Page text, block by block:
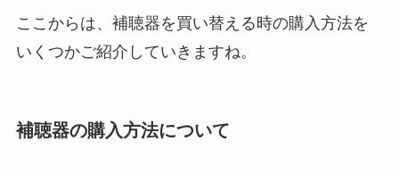
ここからは、補聴器を買い替える時の購入方法を
いくつかご紹介していきますね。
補聴器の購入方法について